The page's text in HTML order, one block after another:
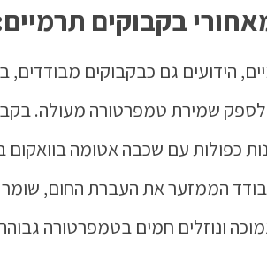
בקבוקים
הידועים גם כבקבוקים מבודדים,
שמירת טמפרטורה מעולה.
כפולות עם שכבה אטומה בוואקום
הממזער את העברת החום, שומר
ונוזלים חמים בטמפרטורה